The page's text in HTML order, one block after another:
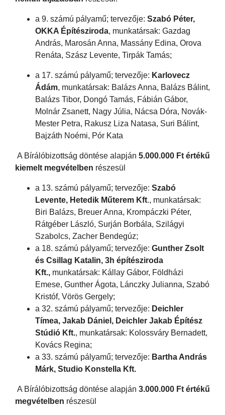
a 9. számú pályamű; tervezője: Szabó Péter,
OKKA Építésziroda, munkatársak: Gazdag
András, Marosán Anna, Massány Edina, Orova
Renáta, Szász Levente, Tirpák Tamás;
a 17. számú pályamű; tervezője: Karlovecz
Ádám, munkatársak: Balázs Anna, Balázs Bálint,
Balázs Tibor, Dongó Tamás, Fábián Gábor,
Molnár Zsanett, Nagy Júlia, Nácsa Dóra, Novák-
Mester Petra, Rakusz Liza Natasa, Suri Bálint,
Bajzáth Noémi, Pór Kata
A Bírálóbizottság döntése alapján 5.000.000 Ft értékű
kiemelt megvételben részesül
a 13. számú pályamű; tervezője: Szabó
Levente, Hetedik Műterem Kft., munkatársak:
Biri Balázs, Breuer Anna, Krompáczki Péter,
Rátgéber László, Surján Borbála, Szilágyi
Szabolcs, Zacher Bendegúz;
a 18. számú pályamű; tervezője: Gunther Zsolt
és Csillag Katalin, 3h építésziroda
Kft., munkatársak: Kállay Gábor, Földházi
Emese, Gunther Ágota, Lánczky Julianna, Szabó
Kristóf, Vörös Gergely;
a 32. számú pályamű; tervezője: Deichler
Tímea, Jakab Dániel, Deichler Jakab Építész
Stúdió Kft., munkatársak: Kolossváry Bernadett,
Kovács Regina;
a 33. számú pályamű; tervezője: Bartha András
Márk, Studio Konstella Kft.
A Bírálóbizottság döntése alapján 3.000.000 Ft értékű
megvételben részesül